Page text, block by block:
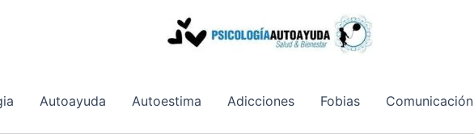
Autoayuda Autoestima Adicciones Fobias Comunicación